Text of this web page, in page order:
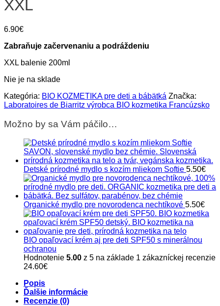
XXL
6.90€
Zabraňuje začervenaniu a podráždeniu
XXL balenie 200ml
Nie je na sklade
Kategória: BIO KOZMETIKA pre deti a bábätká Značka:
Laboratoires de Biarritz výrobca BIO kozmetika Francúzsko
Možno by sa Vám páčilo…
Detské prírodné mydlo s kozím mliekom Softie 5.50€
Organické mydlo pre novorodenca nechtíkové 5.50€
BIO opaľovací krém aj pre deti SPF50 s minerálnou
ochranou
Hodnotenie 5.00 z 5 na základe 1 zákazníckej recenzie
24.60€
Popis
Ďalšie informácie
Recenzie (0)